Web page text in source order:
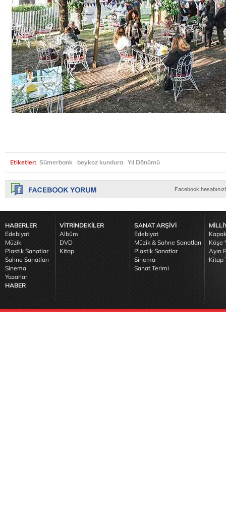
Etiketler: Sümerbank beykoz kundura Yıl Dönümü
HABERLER
Edebiyat
Müzik
Plastik Sanatlar
Sahne Sanatları
Sinema
Yazarlar
HABER
VİTRİNDEKİLER
Albüm
DVD
Kitap
SANAT ARŞİVİ
Edebiyat
Müzik & Sahne Sanatları
Plastik Sanatlar
Sinema
Sanat Terimi
Köşe
Ayın
Kitap